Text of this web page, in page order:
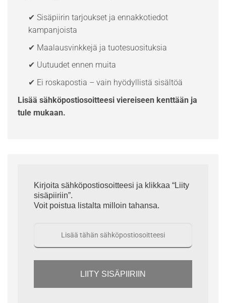
✔ Sisäpiirin tarjoukset ja ennakkotiedot
kampanjoista
✔ Maalausvinkkejä ja tuotesuosituksia
✔ Uutuudet ennen muita
✔ Ei roskapostia – vain hyödyllistä sisältöä
Lisää sähköpostiosoitteesi viereiseen kenttään ja
tule mukaan.
Kirjoita sähköpostiosoitteesi ja klikkaa “Liity
sisäpiiriin”.
Voit poistua listalta milloin tahansa.
LIITY SISÄPIIRIIN